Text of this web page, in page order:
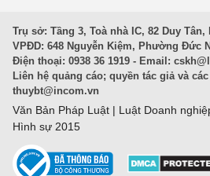
Trụ sở: Tầng 3, Toà nhà IC, 82 Duy Tân,
VPĐD: 648 Nguyễn Kiệm, Phường Đức
Điện thoại: 0938 36 1919 - Email:
Liên hệ quảng cáo; quyền tác giả và
thuybt@incom.vn
Văn Bản Pháp Luật | Luật Doanh
Hình sự 2015